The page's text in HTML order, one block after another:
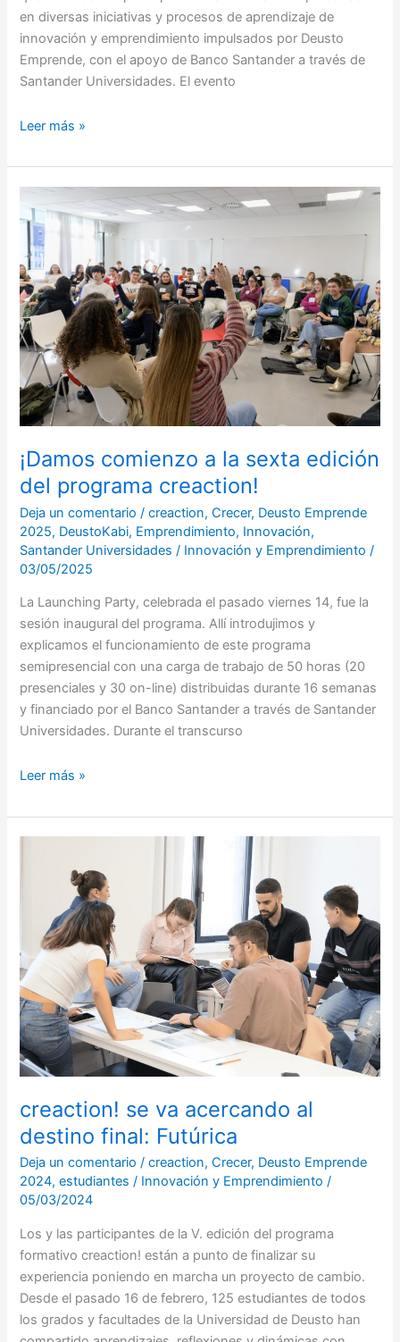
en diversas iniciativas y procesos de aprendizaje de
innovación y emprendimiento impulsados por Deusto
Emprende, con el apoyo de Banco Santander a través de
Santander Universidades. El evento
Leer más »
¡Damos comienzo a la sexta edición
del programa creaction!
Deja un comentario /creaction,Crecer, Deusto Emprende
2025, DeustoKabi, Emprendimiento, Innovación,
Santander Universidades / Innovación y Emprendimiento/
03/05/2025
La Launching Party, celebrada el pasado viernes 14, fue la
sesión inaugural del programa. Allí introdujimos y
explicamos el funcionamiento de este programa
semipresencial con una carga de trabajo de 50 horas (20
presenciales y 30 on-line) distribuidas durante 16 semanas
y financiado por el Banco Santander a través de Santander
Universidades. Durante el transcurso
¡Damos
comienzo
la
sexta
edición
del
programa
creaction!
Leer más »
creaction! se va acercando al
destino final: Futúrica
Deja un comentario /creaction,Crecer, Deusto Emprende
2024,estudiantes / Innovación y Emprendimiento/
05/03/2024
Los y las participantes de la V. edición del programa
formativo creaction! están a punto de finalizar su
experiencia poniendo en marcha un proyecto de cambio.
Desde el pasado 16 de febrero, 125 estudiantes de todos
los grados y facultades de la Universidad de Deusto han
acercando
destino
final:
Futúrica